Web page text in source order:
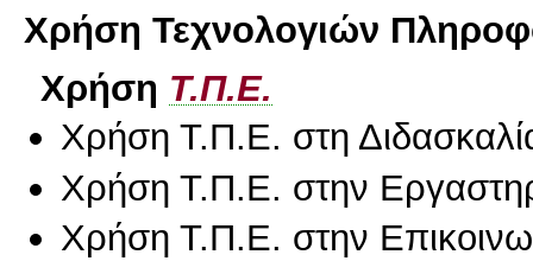
Χρήση Τεχνολογιών
Χρήση Τ.Π.Ε.
Χρήση Τ.Π.Ε. στη
Χρήση Τ.Π.Ε. στην
Χρήση Τ.Π.Ε. στην